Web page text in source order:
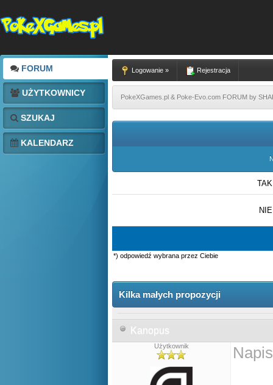
FORUM
UŻYTKOWNICY
SZUKAJ
KALENDARZ
Logowanie » Rejestracja
PokeXGames.pl & Poke-Evo.com FORUM by
TAK
NIE
*) odpowiedź wybrana przez Ciebie
Kilka małych propozycji
Kanopus
Użytkownik